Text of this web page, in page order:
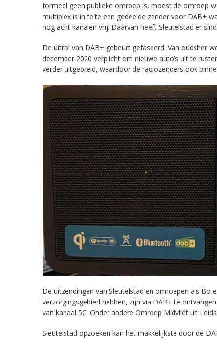
formeel geen publieke omroep is, moest de omroep
multiplex is in feite een gedeelde zender voor DAB+
nog acht kanalen vrij. Daarvan heeft Sleutelstad er
De uitrol van DAB+ gebeurt gefaseerd. Van oudsher
december 2020 verplicht om nieuwe auto’s uit te
verder uitgebreid, waardoor de radiozenders ook
De uitzendingen van Sleutelstad en omroepen als Bo
verzorgingsgebied hebben, zijn via DAB+ te
van kanaal 5C. Onder andere Omroep Midvliet uit
Sleutelstad opzoeken kan het makkelijkste door de